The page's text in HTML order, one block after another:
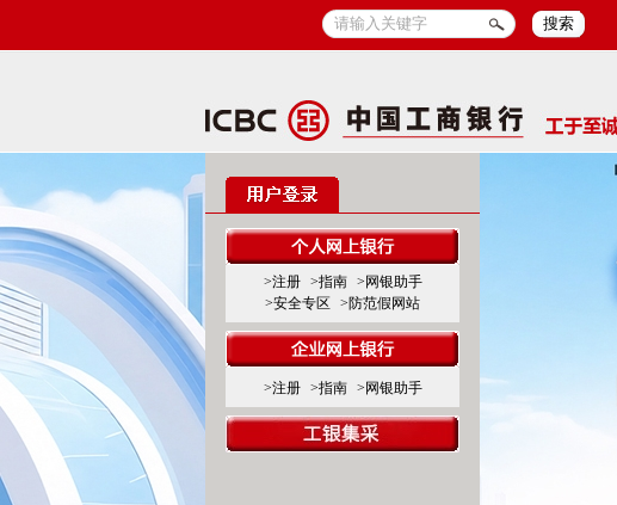
搜索
>注册 >指南
>网银助手
>安全专区
>防范假网站
>注册 >指南 >网银助手